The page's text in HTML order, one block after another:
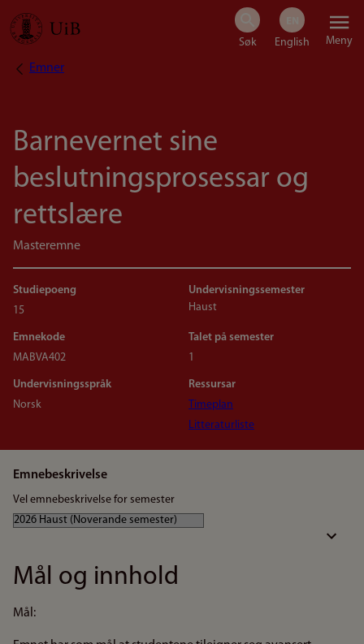
Hopp
Meny
Navigasjonssti
Emner
Barnevernet sine
beslutningsprosessar og
rettslære
Masteremne
Studiepoeng
15
Undervisningssemester
Haust
Emnekode
MABVA402
Talet på semester
1
Undervisningsspråk
Norsk
Ressursar
Timeplan
Litteraturliste
Emnebeskrivelse
Vel emnebeskrivelse for semester
Mål og innhold
Mål: